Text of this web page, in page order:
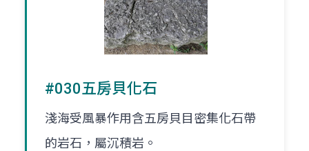
#030五房貝化石
淺海受風暴作用含五房貝目密集化石帶
的岩石，屬沉積岩。